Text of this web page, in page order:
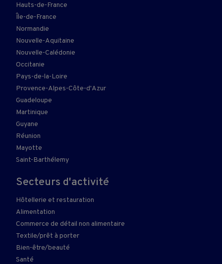
Hauts-de-France
Île-de-France
Normandie
Nouvelle-Aquitaine
Nouvelle-Calédonie
Occitanie
Pays-de-la-Loire
Provence-Alpes-Côte-d'Azur
Guadeloupe
Martinique
Guyane
Réunion
Mayotte
Saint-Barthélemy
Secteurs d'activité
Hôtellerie et restauration
Alimentation
Commerce de détail non alimentaire
Textile/prêt à porter
Bien-être/beauté
Santé